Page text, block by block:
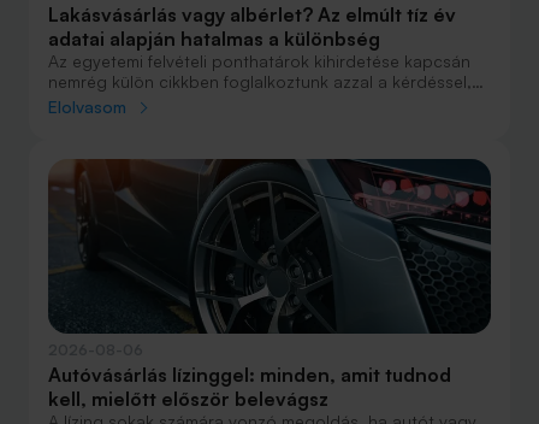
Lakásvásárlás vagy albérlet? Az elmúlt tíz év
adatai alapján hatalmas a különbség
Az egyetemi felvételi ponthatárok kihirdetése kapcsán
nemrég külön cikkben foglalkoztunk azzal a kérdéssel,
hogy lakást venni vagy vásárolni éri meg jobban. Előző
csak teheti, annak mindenképpen megéri a
lakásvásárlás. De mi a helyzet akkor, ha inkább a
múltbéli adatokra koncentrálunk? Hogyan áll ma valaki,
aki 2016-ban lakást vásárolt, illetve valaki, aki a bérlés
mellett döntött, illetve jobb híján arra kényszerült?
Elolvasom
Autóvásárlás lízinggel: minden, amit tudnod
kell, mielőtt először belevágsz